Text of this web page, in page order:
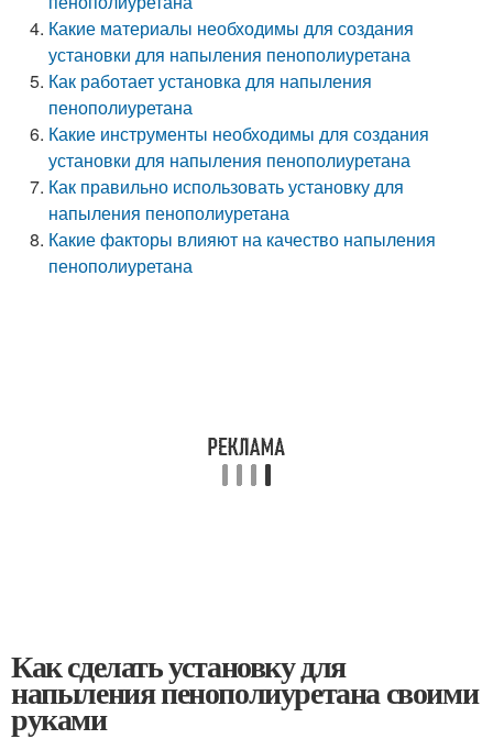
Какие материалы необходимы для создания
установки для напыления пенополиуретана
Как работает установка для напыления
пенополиуретана
Какие инструменты необходимы для создания
установки для напыления пенополиуретана
Как правильно использовать установку для
напыления пенополиуретана
Какие факторы влияют на качество напыления
пенополиуретана
Как сделать установку для
напыления пенополиуретана своими
руками